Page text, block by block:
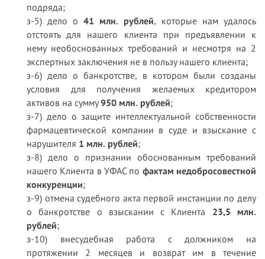
подряда;
з-5) дело о 41 млн. рублей, которые нам удалось
отстоять для нашего клиента при предъявлении к
нему необоснованных требований и несмотря на 2
экспертных заключения не в пользу нашего клиента;
з-6) дело о банкротстве, в котором были созданы
условия для получения желаемых кредитором
активов на сумму950 млн. рублей;
з-7) дело о защите интеллектуальной собственности
фармацевтической компании в суде и взыскание с
нарушителя 1 млн. рублей;
з-8) дело о признании обоснованным требований
нашего Клиента в УФАС по фактам недобросовестной
конкуренции;
з-9) отмена судебного акта первой инстанции по делу
о банкротстве о взыскании с Клиента 23,5 млн.
рублей;
з-10) внесудебная работа с должником на
протяжении 2 месяцев и возврат им в течение